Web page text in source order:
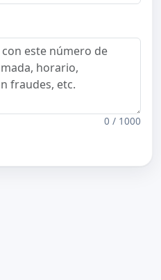
0 / 1000